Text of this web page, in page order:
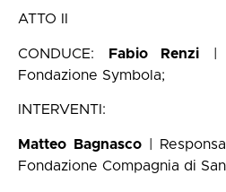
ATTO II
CONDUCE: Fabio Renzi |
Fondazione Symbola;
INTERVENTI:
Matteo Bagnasco
|
Fondazione Compagnia di